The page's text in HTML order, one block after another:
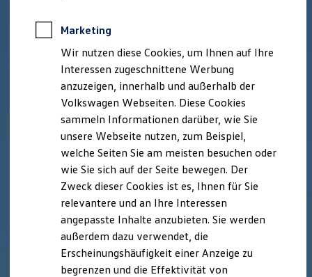
Der ID.7
Der ID.7 GTX
Der ID.7 Tourer
Der ID.7 GTX Tourer
Der ID. Buzz
Der neue ID. Cross
Elektrofahrzeugkonzepte
ID. EVERY1
Reichweite der ID. Modelle
Reichweite im Winter
Rekuperation
Laden unterwegs
Laden Zuhause
Ladestationen finden
Ladezeitensimulator
Batterie
Sicherheit
Garantie und Lebensdauer
Marketing
Wir nutzen diese Cookies, um Ihnen auf Ihre
Interessen zugeschnittene Werbung
anzuzeigen, innerhalb und außerhalb der
Volkswagen Webseiten. Diese Cookies
sammeln Informationen darüber, wie Sie
unsere Webseite nutzen, zum Beispiel,
welche Seiten Sie am meisten besuchen oder
wie Sie sich auf der Seite bewegen. Der
Zweck dieser Cookies ist es, Ihnen für Sie
relevantere und an Ihre Interessen
angepasste Inhalte anzubieten. Sie werden
außerdem dazu verwendet, die
Erscheinungshäufigkeit einer Anzeige zu
begrenzen und die Effektivität von